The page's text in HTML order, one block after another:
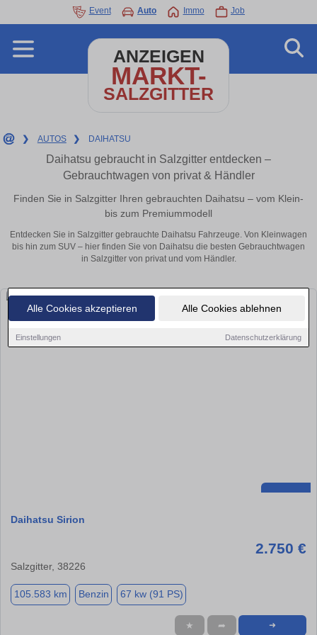
Alle Cookies akzeptieren Alle Cookies ablehnen
Einstellungen Datenschutzerklärung
Event Auto Immo Job
ANZEIGEN
MARKT-
SALZGITTER
❯ AUTOS ❯ DAIHATSU
Daihatsu gebraucht in Salzgitter entdecken –
Gebrauchtwagen von privat & Händler
Finden Sie in Salzgitter Ihren gebrauchten Daihatsu – vom Klein-
bis zum Premiummodell
Entdecken Sie in Salzgitter gebrauchte Daihatsu Fahrzeuge. Von Kleinwagen
bis hin zum SUV – hier finden Sie von Daihatsu die besten Gebrauchtwagen
in Salzgitter von privat und vom Händler.
Daihatsu Sirion
2.750 €
Salzgitter, 38226
105.583 km Benzin 67 kw (91 PS)
★ ➦ ➜